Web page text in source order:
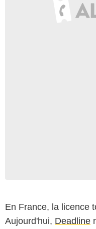
En France, la licence
Aujourd'hui, Deadline